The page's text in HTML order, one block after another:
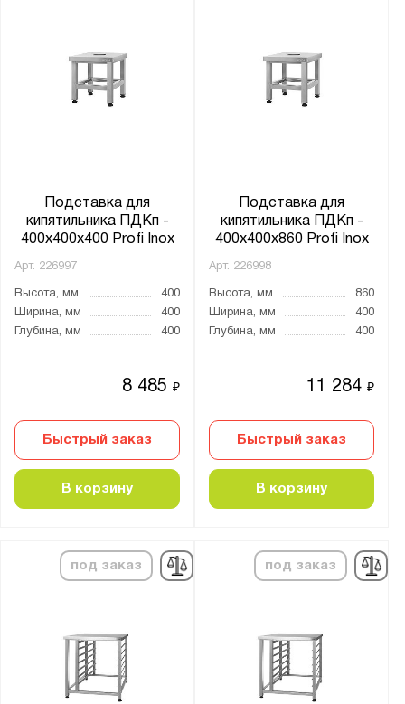
Подставка для
кипятильника ПДКп -
400x400x400 Profi Inox
Арт. 226997
Высота, мм
400
Ширина, мм
400
Глубина, мм
400
8 485₽
Быстрый заказ
В корзину
Подставка для
кипятильника ПДКп -
400x400x860 Profi Inox
Арт. 226998
Высота, мм
860
Ширина, мм
400
Глубина, мм
400
11 284₽
Быстрый заказ
В корзину
под заказ под заказ